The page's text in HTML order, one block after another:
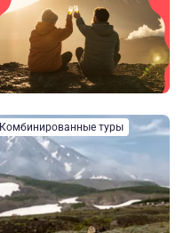
Комбинированные туры